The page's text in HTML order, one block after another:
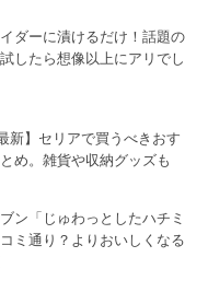
ダーに漬けるだけ！話題の
したら想像以上にアリでし
新】セリアで買うべきおす
め。雑貨や収納グッズも
ン「じゅわっとしたハチミ
ミ通り？よりおいしくなる